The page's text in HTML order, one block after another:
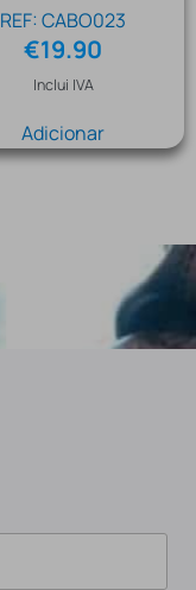
REF: CABO023
€19.90
Inclui IVA
Adicionar